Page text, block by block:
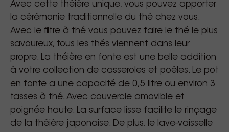
Avec cette théière unique, vous pouvez apporter
la cérémonie traditionnelle du thé chez vous.
Avec le filtre à thé vous pouvez faire le thé le plus
savoureux, tous les thés viennent dans leur
propre. La théière en fonte est une belle addition
à votre collection de casseroles et poêles. Le pot
en fonte a une capacité de 0,5 litre ou environ 3
tasses à thé. Avec couvercle amovible et
poignée haute. La surface lisse facilite le rinçage
de la théière japonaise. De plus, le lave-vaisselle